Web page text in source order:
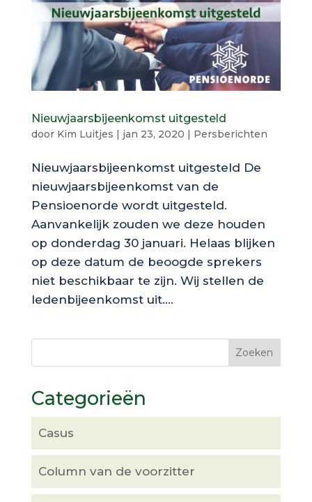
Nieuwjaarsbijeenkomst uitgesteld
door Kim Luitjes | jan 23, 2020 | Persberichten
Nieuwjaarsbijeenkomst uitgesteld De
nieuwjaarsbijeenkomst van de
Pensioenorde wordt uitgesteld.
Aanvankelijk zouden we deze houden
op donderdag 30 januari. Helaas blijken
op deze datum de beoogde sprekers
niet beschikbaar te zijn. Wij stellen de
ledenbijeenkomst uit....
Categorieën
Casus
Column van de voorzitter